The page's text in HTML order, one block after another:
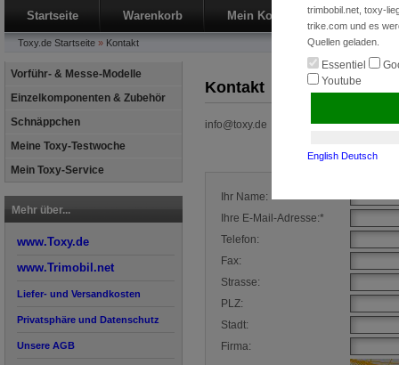
Startseite Warenkorb Mein Konto Neukunde?
Toxy.de Startseite » Kontakt
Vorführ- & Messe-Modelle
Einzelkomponenten & Zubehör
Schnäppchen
Meine Toxy-Testwoche
Mein Toxy-Service
Mehr über...
www.Toxy.de
www.Trimobil.net
Liefer- und Versandkosten
Privatsphäre und Datenschutz
Unsere AGB
Kontakt
info@toxy.de
Ihr Name:
Ihre E-Mail-Adresse:*
Telefon:
Fax:
Strasse:
PLZ:
Stadt:
Firma:
trimbobil.net, toxy-
trike.com und es
Quellen geladen.
Essentiel
Youtube
English Deutsch